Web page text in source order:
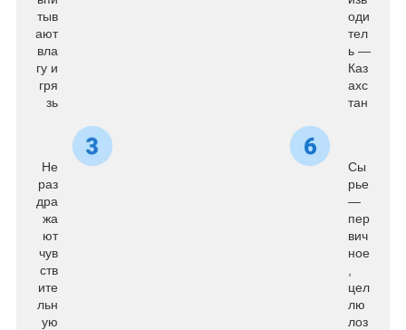
тыв
ают
вла
гу и
гря
зь
оди
тел
ь —
Каз
ахс
тан
Не
раз
дра
жа
ют
чув
ств
ите
льн
ую
Сы
рье
—
пер
вич
ное
цел
лю
лоз